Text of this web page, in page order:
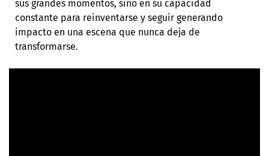
sus grandes momentos, sino en su capacidad
constante para reinventarse y seguir generando
impacto en una escena que nunca deja de
transformarse.